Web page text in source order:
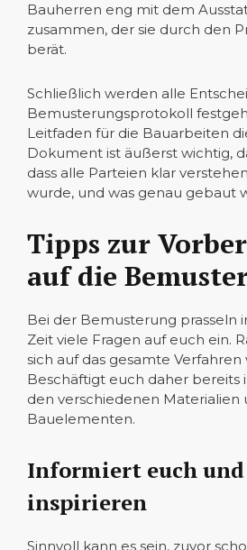
Bauherren eng mit dem
zusammen, der sie durch den
berät.
Schließlich werden alle
Bemusterungsprotokoll
Leitfaden für die Bauarbeiten
Dokument ist äußerst wichtig,
dass alle Parteien klar
wurde, und was genau gebaut
Tipps zur
auf die
Bei der Bemusterung prasseln
Zeit viele Fragen auf euch ein.
sich auf das gesamte
Beschäftigt euch daher bereits
den verschiedenen Materialien
Bauelementen.
Informiert euch und
inspirieren
Sinnvoll kann es sein, zuvor